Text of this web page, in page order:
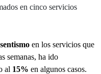
en cinco servicios
en los servicios que
semanas, ha ido
al 15% en algunos casos.